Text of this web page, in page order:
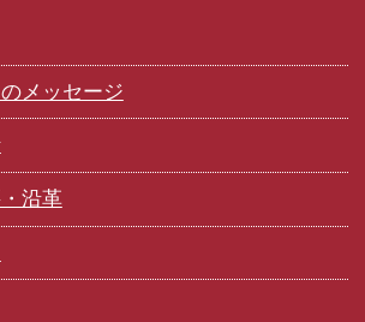
メッセージ
沿革